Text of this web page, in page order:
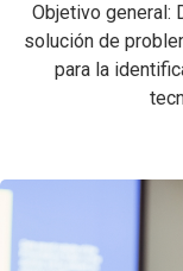
Objetivo general:
solución de
para la